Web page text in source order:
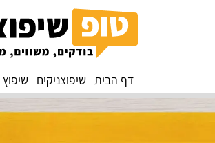
דף הבית שיפוצניקים